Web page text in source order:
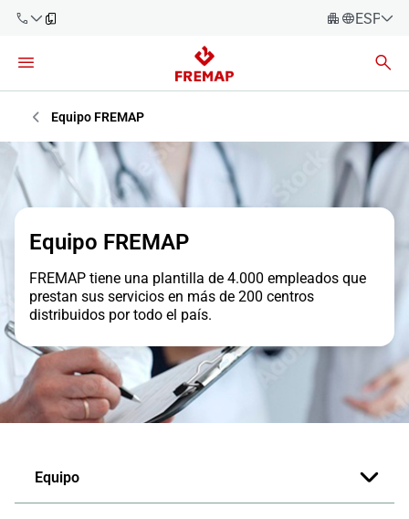
900 61 00
61
+34 91
919 61 61
900 61 00
61
Español
Galego
Valencià
English
Empresas
Asesorías
Trabajadores
Autónomos
Proveedores
Equipo FREMAP
Equipo FREMAP
FREMAP tiene una plantilla de 4.000 empleados que
prestan sus servicios en más de 200 centros
distribuidos por todo el país.
Equipo